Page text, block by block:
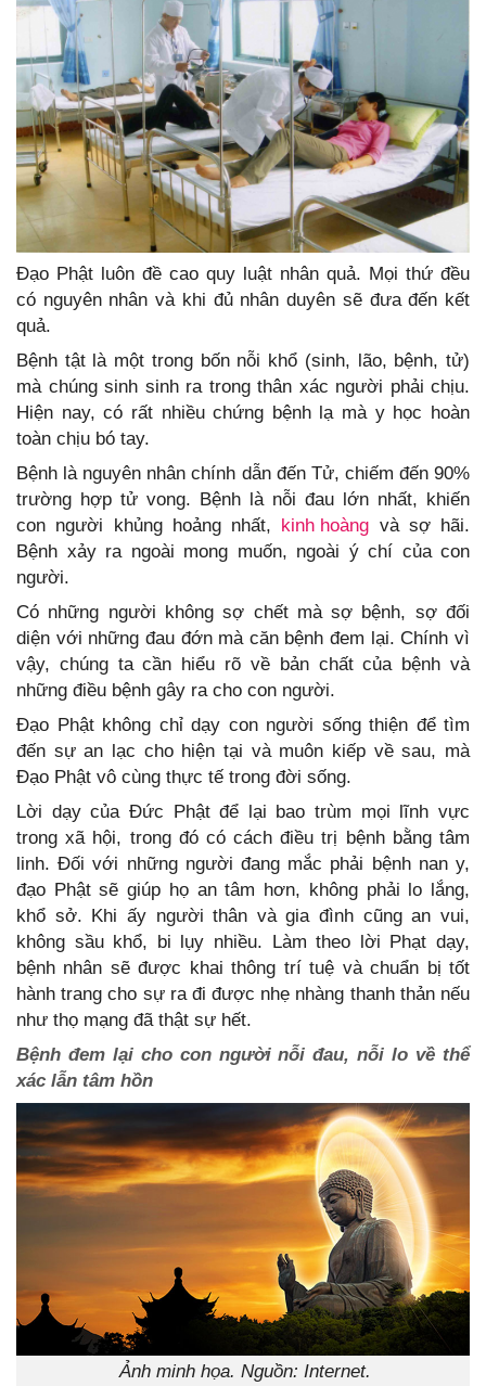
Đạo Phật luôn đề cao quy luật nhân quả. Mọi thứ đều
có nguyên nhân và khi đủ nhân duyên sẽ đưa đến kết
quả.
Bệnh tật là một trong bốn nỗi khổ (sinh, lão, bệnh, tử)
mà chúng sinh sinh ra trong thân xác người phải chịu.
Hiện nay, có rất nhiều chứng bệnh lạ mà y học hoàn
toàn chịu bó tay.
Bệnh là nguyên nhân chính dẫn đến Tử, chiếm đến 90%
trường hợp tử vong. Bệnh là nỗi đau lớn nhất, khiến
con người khủng hoảng nhất, kinh hoàng và sợ hãi.
Bệnh xảy ra ngoài mong muốn, ngoài ý chí của con
người.
Có những người không sợ chết mà sợ bệnh, sợ đối
diện với những đau đớn mà căn bệnh đem lại. Chính vì
vậy, chúng ta cần hiểu rõ về bản chất của bệnh và
những điều bệnh gây ra cho con người.
Đạo Phật không chỉ dạy con người sống thiện để tìm
đến sự an lạc cho hiện tại và muôn kiếp về sau, mà
Đạo Phật vô cùng thực tế trong đời sống.
Lời dạy của Đức Phật để lại bao trùm mọi lĩnh vực
trong xã hội, trong đó có cách điều trị bệnh bằng tâm
linh. Đối với những người đang mắc phải bệnh nan y,
đạo Phật sẽ giúp họ an tâm hơn, không phải lo lắng,
khổ sở. Khi ấy người thân và gia đình cũng an vui,
không sầu khổ, bi lụy nhiều. Làm theo lời Phạt dạy,
bệnh nhân sẽ được khai thông trí tuệ và chuẩn bị tốt
hành trang cho sự ra đi được nhẹ nhàng thanh thản nếu
như thọ mạng đã thật sự hết.
Bệnh đem lại cho con người nỗi đau, nỗi lo về thể
xác lẫn tâm hồn
Ảnh minh họa. Nguồn: Internet.